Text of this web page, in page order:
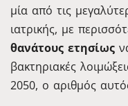
μία από τις
ιατρικής, με
θανάτους ετησίως
βακτηριακές
2050, ο αριθμός